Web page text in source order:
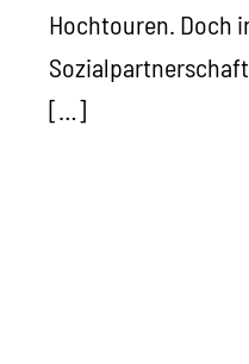
Hochtouren. Doch
[…]